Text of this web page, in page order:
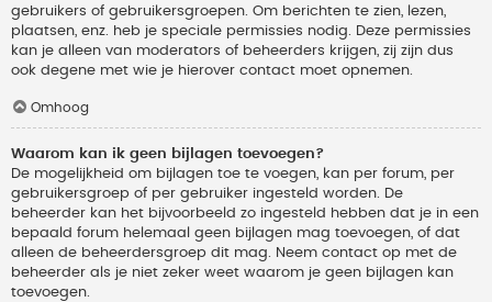
gebruikers of gebruikersgroepen. Om berichten te zien, lezen,
plaatsen, enz. heb je speciale permissies nodig. Deze permissies
kan je alleen van moderators of beheerders krijgen, zij zijn dus
ook degene met wie je hierover contact moet opnemen.
Omhoog
Waarom kan ik geen bijlagen toevoegen?
De mogelijkheid om bijlagen toe te voegen, kan per forum, per
gebruikersgroep of per gebruiker ingesteld worden. De
beheerder kan het bijvoorbeeld zo ingesteld hebben dat je in een
bepaald forum helemaal geen bijlagen mag toevoegen, of dat
alleen de beheerdersgroep dit mag. Neem contact op met de
beheerder als je niet zeker weet waarom je geen bijlagen kan
toevoegen.